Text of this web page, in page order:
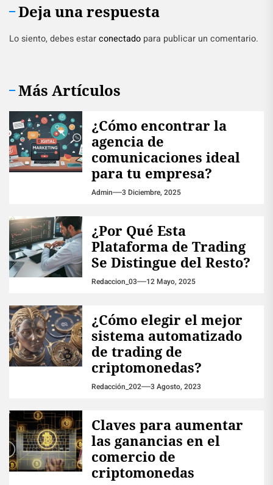
Deja una respuesta
Lo siento, debes estarconectado para publicar un comentario.
Más Artículos
¿Cómo encontrar la
agencia de
comunicaciones ideal
para tu empresa?
Admin 3 Diciembre, 2025
¿Por Qué Esta
Plataforma de Trading
Se Distingue del Resto?
Redaccion_03 12 Mayo, 2025
¿Cómo elegir el mejor
sistema automatizado
de trading de
criptomonedas?
Redacción_202 3 Agosto, 2023
Claves para aumentar
las ganancias en el
comercio de
criptomonedas